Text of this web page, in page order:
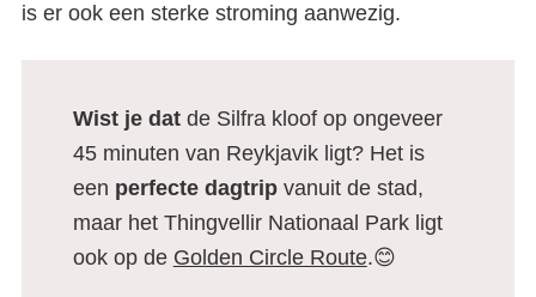
is er ook een sterke stroming aanwezig.
Wist je datde Silfra kloof op ongeveer
45 minuten van Reykjavik ligt? Het is
een perfecte dagtripvanuit de stad,
maar het Thingvellir Nationaal Park ligt
ook op de Golden Circle Route.😊